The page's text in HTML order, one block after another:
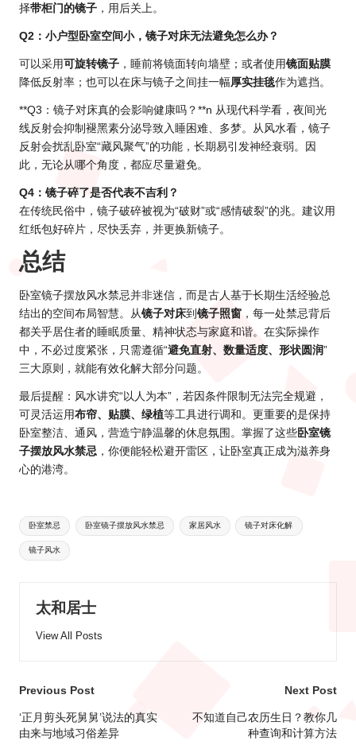
择带柜门的镜子 ，用后关上。
Q2：小户型卧室空间小，镜子对床无法避免怎么办？
可以采用可旋转镜子 ，睡前将镜面转向墙壁；或者使用镜面贴膜
降低反射率；也可以在床与镜子之间挂一幅厚实挂毯作为遮挡。
**Q3：镜子对床真的会影响健康吗？**n 从现代科学看，夜间光
线反射会抑制褪黑素分泌导致入睡困难、多梦。从风水看，镜子
反射会扰乱卧室“藏风聚气”的功能，长期易引发神经衰弱。因
此，无论从哪个角度，都应尽量避免。
Q4：镜子碎了是否代表不吉利？
在传统民俗中，镜子破碎被视为“破财”或“感情破裂”的兆。建议用
红纸包好碎片，尽快丢弃，并更换新镜子。
总结
卧室镜子摆放风水禁忌并非迷信，而是古人基于长期生活经验总
结出的空间布局智慧。从镜子对床到 镜子照窗 ，每一处禁忌背后
都关乎居住者的睡眠质量、精神状态与家庭和谐。在实际操作
中，不必过度紧张，只需遵循“避免直射、数量适度、形状圆润”
三大原则，就能有效化解大部分问题。
最后提醒：风水讲究“以人为本”，若因条件限制无法完全规避，
可灵活运用布帘、贴膜、绿植等工具进行调和。更重要的是保持
卧室整洁、通风，营造宁静温馨的休息氛围。掌握了这些卧室镜
子摆放风水禁忌 ，你便能轻松避开雷区，让卧室真正成为滋养身
心的港湾。
Tags:
卧室禁忌 卧室镜子摆放风水禁忌 家居风水 镜子对床化解
镜子风水
太和居士
View All Posts
Post
navigation
Previous Post
‘正月剪头死舅舅’说法的真实
由来与地域习俗差异
Next Post
不知道自己农历生日？教你几
种查询和计算方法